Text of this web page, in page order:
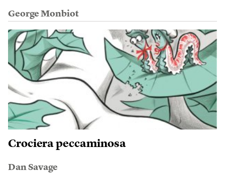
George Monbiot
Crociera peccaminosa
Dan Savage